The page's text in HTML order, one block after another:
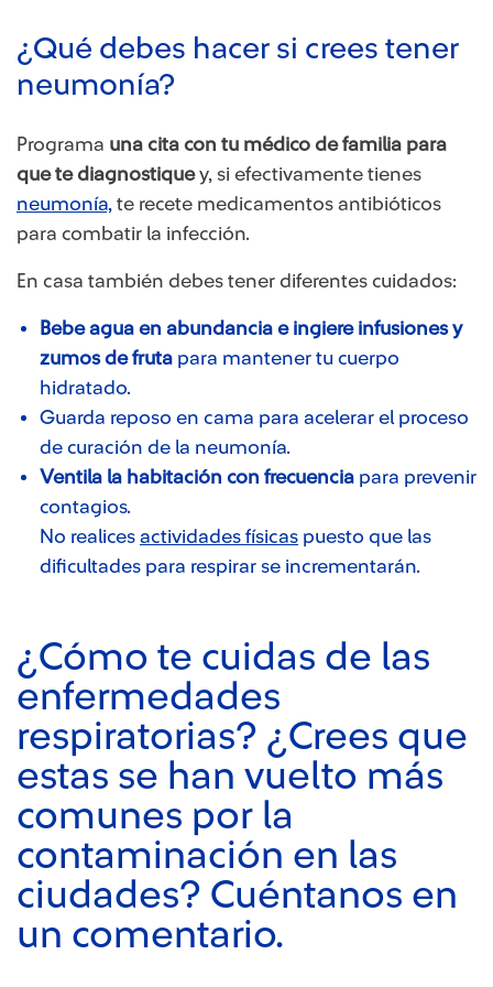
¿Qué debes hacer si crees tener
neumonía?
Programa una cita con tu médico de familia para
que te diagnostiquey, si efectivamente tienes
neumonía, te recete medicamentos antibióticos
para combatir la infección.
En casa también debes tener diferentes cuidados:
Bebe agua en abundancia e ingiere infusiones y
zumos de fruta para mantener tu cuerpo
hidratado.
Guarda reposo en cama para acelerar el proceso
de curación de la neumonía.
Ventila la habitación con frecuencia para prevenir
contagios.
No realices actividades físicas puesto que las
dificultades para respirar se incrementarán.
¿Cómo te cuidas de las
enfermedades
respiratorias? ¿Crees que
estas se han vuelto más
comunes por la
contaminación en las
ciudades? Cuéntanos en
un comentario.